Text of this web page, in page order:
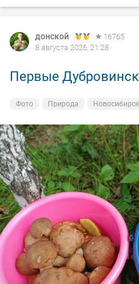
донской
16765
8 августа 2026, 21:28
Первые
Фото Природа